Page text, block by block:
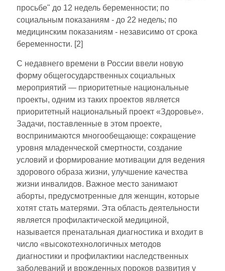
просьбе" до 12 недель беременности; по
социальным показаниям - до 22 недель; по
медицинским показаниям - независимо от срока
беременности. [2]
С недавнего времени в России ввели новую
форму общегосударственных социальных
мероприятий — приоритетные национальные
проекты, одним из таких проектов является
приоритетный национальный проект «Здоровье».
Задачи, поставленные в этом проекте,
воспринимаются многообещающе: сокращение
уровня младенческой смертности, создание
условий и формирование мотивации для ведения
здорового образа жизни, улучшение качества
жизни инвалидов. Важное место занимают
аборты, предусмотренные для женщин, которые
хотят стать матерями. Эта область деятельности
является профилактической медициной,
называется пренатальная диагностика и входит в
число «высокотехнологичных методов
диагностики и профилактики наследственных
заболеваний и врожденных пороков развития у